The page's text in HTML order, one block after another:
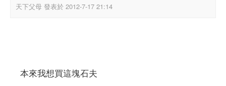
天下父母 發表於 2012-7-17 21:14
本來我想買這塊石夫